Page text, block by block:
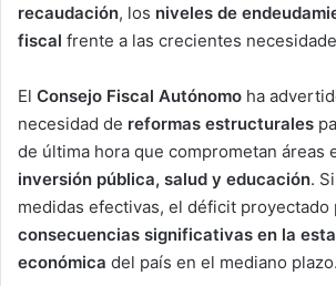
recaudación, los niveles de
fiscal frente a las crecientes
El Consejo Fiscal Autónomo ha
necesidad de reformas estructurales
de última hora que comprometan áreas
inversión pública, salud y educación.
medidas efectivas, el déficit proyectado
consecuencias significativas en la
económica del país en el mediano plazo.